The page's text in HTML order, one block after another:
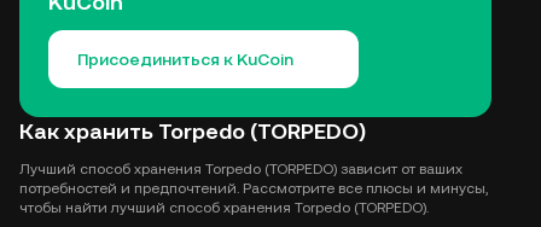
Присоединиться к KuCoin
Как хранить Torpedo (TORPEDO)
Лучший способ хранения Torpedo (TORPEDO) зависит от ваших
потребностей и предпочтений. Рассмотрите все плюсы и минусы,
чтобы найти лучший способ хранения Torpedo (TORPEDO).